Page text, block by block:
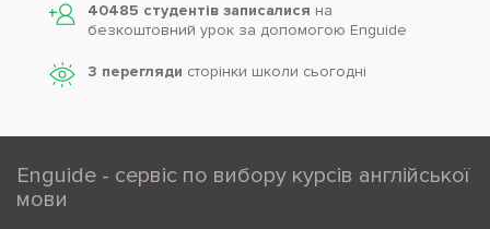
40485 студентів записалися на
безкоштовний урок за допомогою Enguide
3 перегляди сторінки школи cьогодні
Enguide - сервіс по вибору курсів англійської
мови